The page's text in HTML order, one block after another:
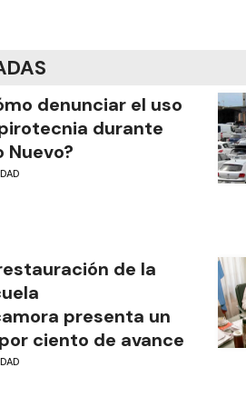
denunciar el uso
durante
Nuevo?
de la
presenta un
ciento de avance